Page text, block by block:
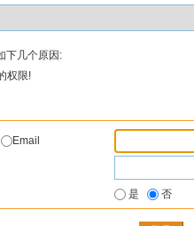
下几个原因:
权限!
Email
是 否